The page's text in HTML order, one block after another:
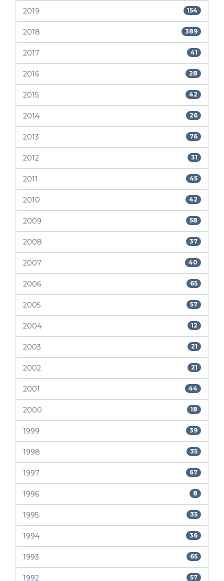
2019 154
2018 389
2017 41
2016 28
2015 42
2014 26
2013 76
2012 31
2011 45
2010 42
2009 58
2008 37
2007 40
2006 65
2005 57
2004 12
2003 21
2002 21
2001 44
2000 18
1999 39
1998 35
1997 67
1996 8
1995 35
1994 36
1993 65
1992 57